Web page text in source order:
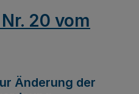
20 vom
Änderung der